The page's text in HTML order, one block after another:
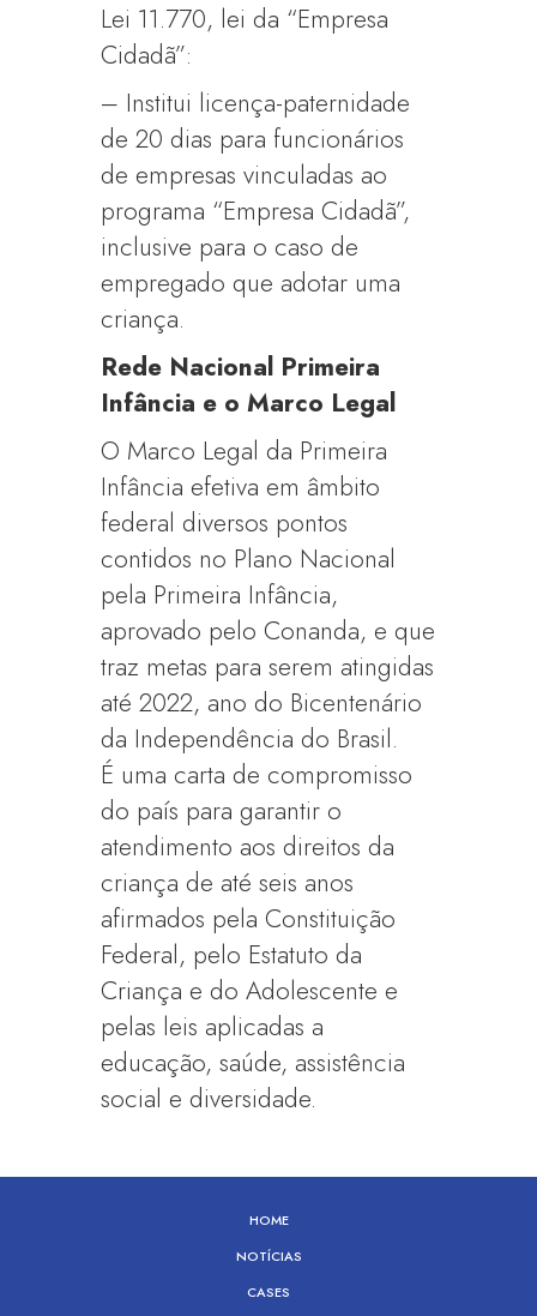
Lei 11.770, lei da “Empresa
Cidadã”:
– Institui licença-paternidade
de 20 dias para funcionários
de empresas vinculadas ao
programa “Empresa Cidadã”,
inclusive para o caso de
empregado que adotar uma
criança.
Rede Nacional Primeira
Infância e o Marco Legal
O Marco Legal da Primeira
Infância efetiva em âmbito
federal diversos pontos
contidos no Plano Nacional
pela Primeira Infância,
aprovado pelo Conanda, e que
traz metas para serem atingidas
até 2022, ano do Bicentenário
da Independência do Brasil.
É uma carta de compromisso
do país para garantir o
atendimento aos direitos da
criança de até seis anos
afirmados pela Constituição
Federal, pelo Estatuto da
Criança e do Adolescente e
pelas leis aplicadas a
educação, saúde, assistência
social e diversidade.
HOME
NOTÍCIAS
CASES